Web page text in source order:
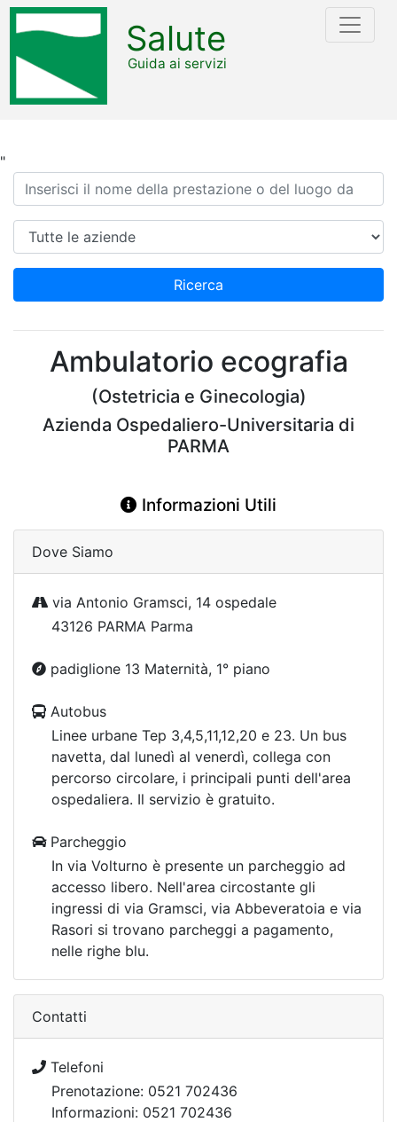
"
Salute
Guida ai servizi
Ricerca
Azienda
Ricerca
Ambulatorio ecografia
(Ostetricia e Ginecologia)
Azienda Ospedaliero-Universitaria di
PARMA
Informazioni Utili
Dove Siamo
via Antonio Gramsci, 14 ospedale
43126 PARMA Parma
padiglione 13 Maternità, 1° piano
Autobus
Linee urbane Tep 3,4,5,11,12,20 e 23. Un bus
navetta, dal lunedì al venerdì, collega con
percorso circolare, i principali punti dell'area
ospedaliera. Il servizio è gratuito.
Parcheggio
In via Volturno è presente un parcheggio ad
accesso libero. Nell'area circostante gli
ingressi di via Gramsci, via Abbeveratoia e via
Rasori si trovano parcheggi a pagamento,
nelle righe blu.
Contatti
Telefoni
Prenotazione: 0521 702436
Informazioni: 0521 702436